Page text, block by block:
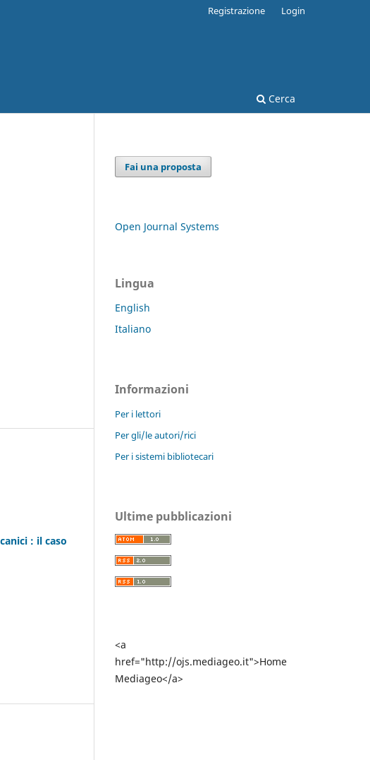
Cerca
Registrazione Login
: il caso
Fai una proposta
Open Journal Systems
Lingua
English
Italiano
Informazioni
Per i lettori
Per gli/le autori/rici
Per i sistemi bibliotecari
Ultime pubblicazioni
<a
href="http://ojs.mediageo.it">Home
Mediageo</a>